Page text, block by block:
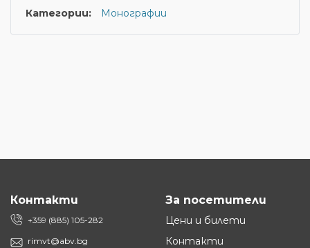
Категории: Монографии
Контакти
+359 (885) 105-282
rimvt@abv.bg
За посетители
Цени и билети
Контакти